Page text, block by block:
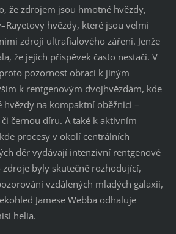
že zdrojem jsou hmotné hvězdy,
hvězdy, které jsou velmi
zdroji ultrafialového záření. Jenže
že jejich příspěvek často nestačí. V
pozornost obrací k jiným
k rentgenovým dvojhvězdám, kde
hvězdy na kompaktní oběžnici –
černou díru. A také k aktivním
procesy v okolí centrálních
děr vydávají intenzivní rentgenové
byly skutečně rozhodující,
vzdálených mladých galaxií,
Jamese Webba odhaluje
helia.